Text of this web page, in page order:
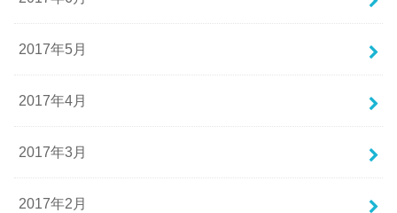
2017年5月
2017年4月
2017年3月
2017年2月